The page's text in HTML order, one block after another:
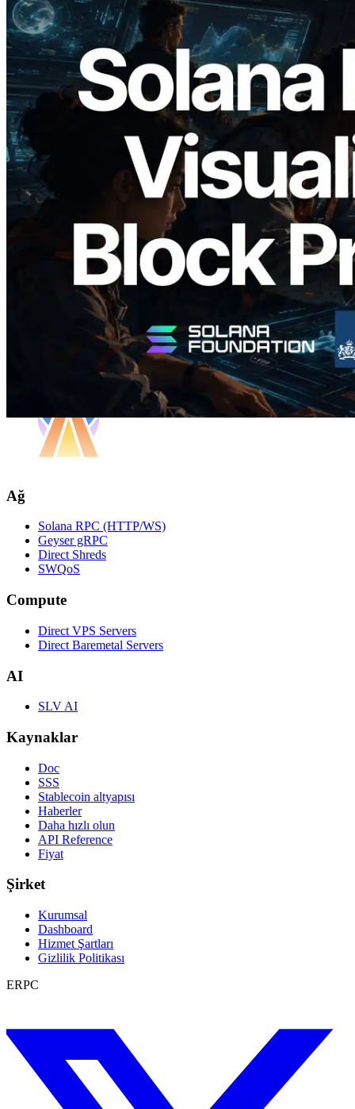
2026.05.24
Validators Solutions, Solana Block
Analyzer'ı Yayınladı — Slot Başına Blok
Üretim Süresi ve Görevli Doğrulayıcı
Görselleştirmesi
Bu makaleyi oku
Daha fazla yükle
Ağ
Solana RPC (HTTP/WS)
Geyser gRPC
Direct Shreds
SWQoS
Compute
Direct VPS Servers
Direct Baremetal Servers
AI
SLV AI
Kaynaklar
Doc
SSS
Stablecoin altyapısı
Haberler
Daha hızlı olun
API Reference
Fiyat
Şirket
Kurumsal
Dashboard
Hizmet Şartları
Gizlilik Politikası
ERPC